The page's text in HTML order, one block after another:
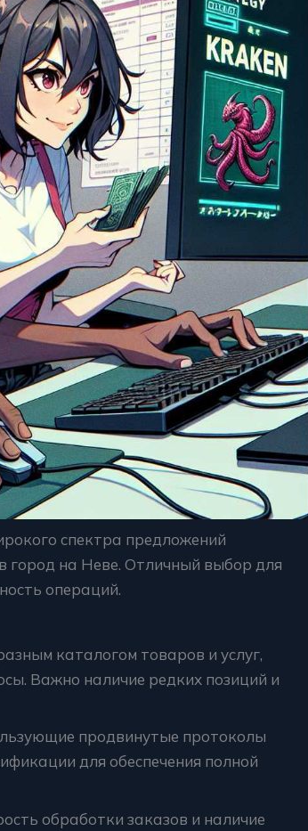
спектра предложений
город на Неве. Отличный выбор для
операций.
каталогом товаров и услуг,
Важно наличие редких позиций и
продвинутые протоколы
для обеспечения полной
обработки заказов и наличие